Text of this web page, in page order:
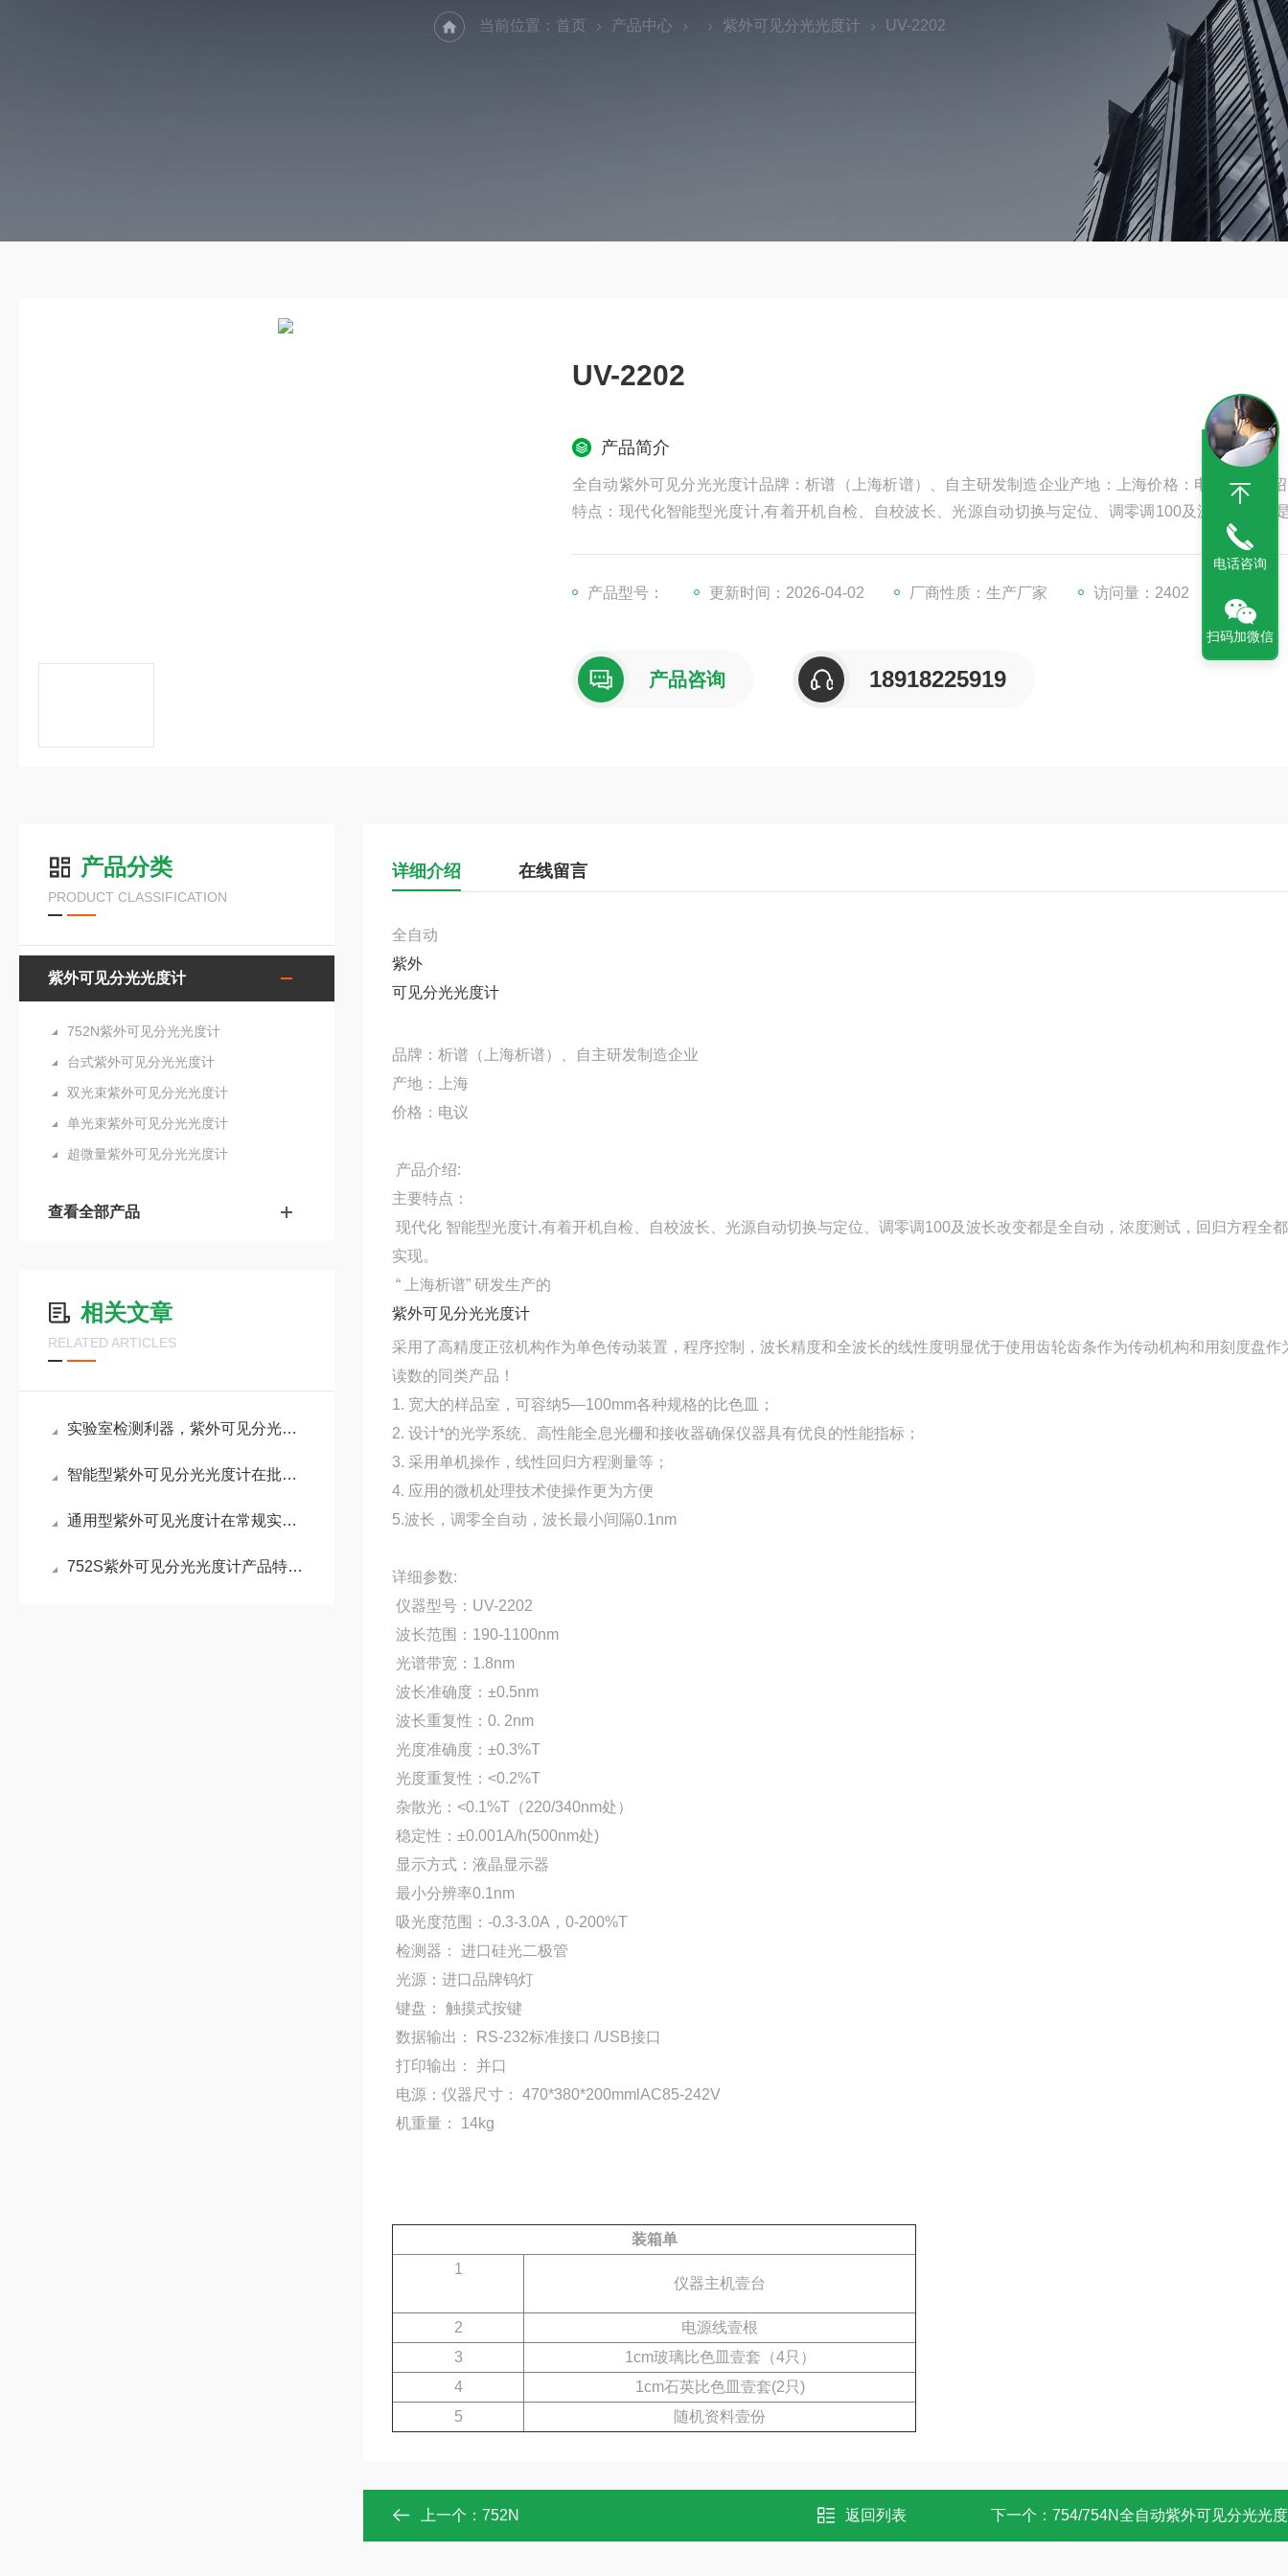
当前位置： 首页 产品中心 紫外可见分光光度计 UV-2202
UV-2202
产品简介
全自动紫外可见分光光度计品牌：析谱（上海析谱）、自主研发制造企业产地：上海价格：电议产品介
特点：现代化智能型光度计,有着开机自检、自校波长、光源自动切换与定位、调零调100及波长改变都
产品型号： 更新时间：2026-04-02 厂商性质：生产厂家 访问量：2402
产品咨询 18918225919
产品分类
PRODUCT CLASSIFICATION
紫外可见分光光度计
752N紫外可见分光光度计
台式紫外可见分光光度计
双光束紫外可见分光光度计
单光束紫外可见分光光度计
超微量紫外可见分光光度计
查看全部产品
相关文章
RELATED ARTICLES
实验室检测利器，紫外可见分光光度计的突出优点
智能型紫外可见分光光度计在批量样品检测中的效率优势
通用型紫外可见光度计在常规实验室检测中的应用
752S紫外可见分光光度计产品特点与主要技术指标详解
详细介绍 在线留言
全自动
紫外
可见分光光度计
品牌：析谱（上海析谱）、自主研发制造企业
产地：上海
价格：电议
产品介绍:
主要特点：
现代化 智能型光度计,有着开机自检、自校波长、光源自动切换与定位、调零调100及波长改变都是全自动，浓度测试，回归方程全
实现。
“ 上海析谱” 研发生产的
紫外可见分光光度计
采用了高精度正弦机构作为单色传动装置，程序控制，波长精度和全波长的线性度明显优于使用齿轮齿条作为传动机构和用刻度盘作
读数的同类产品！
1. 宽大的样品室，可容纳5—100mm各种规格的比色皿；
2. 设计*的光学系统、高性能全息光栅和接收器确保仪器具有优良的性能指标；
3. 采用单机操作，线性回归方程测量等；
4. 应用的微机处理技术使操作更为方便
5.波长，调零全自动，波长最小间隔0.1nm
详细参数:
仪器型号：UV-2202
波长范围：190-1100nm
光谱带宽：1.8nm
波长准确度：±0.5nm
波长重复性：0. 2nm
光度准确度：±0.3%T
光度重复性：<0.2%T
杂散光：<0.1%T（220/340nm处）
稳定性：±0.001A/h(500nm处)
显示方式：液晶显示器
最小分辨率0.1nm
吸光度范围：-0.3-3.0A，0-200%T
检测器： 进口硅光二极管
光源：进口品牌钨灯
键盘： 触摸式按键
数据输出： RS-232标准接口 /USB接口
打印输出： 并口
电源：仪器尺寸： 470*380*200mmlAC85-242V
机重量： 14kg
装箱单
1
仪器主机壹台
2
电源线壹根
3
1cm玻璃比色皿壹套（4只）
4
1cm石英比色皿壹套(2只)
5
随机资料壹份
上一个： 752N 返回列表 下一个： 754/754N全自动紫外可见分光光
电话咨询
扫码加微信